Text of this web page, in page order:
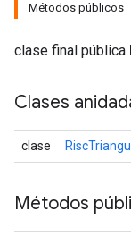
Métodos públicos
clase final pública
Clases
clase
Métodos